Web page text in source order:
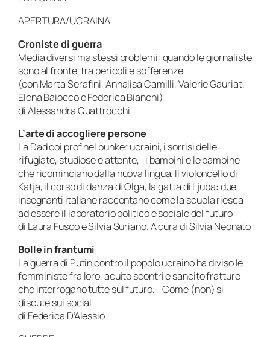
APERTURA/UCRAINA
Croniste di guerra
Media diversi ma stessi problemi: quando le giornaliste
sono al fronte, tra pericoli e sofferenze
(con Marta Serafini, Annalisa Camilli, Valerie Gauriat,
Elena Baiocco e Federica Bianchi)
di Alessandra Quattrocchi
L’arte di accogliere persone
La Dad coi prof nel bunker ucraini, i sorrisi delle
rifugiate, studiose e attente, i bambini e le bambine
che ricominciano dalla nuova lingua. Il violoncello di
Katja, il corso di danza di Olga, la gatta di Ljuba: due
insegnanti italiane raccontano come la scuola riesca
ad essere il laboratorio politico e sociale del futuro
di Laura Fusco e Silvia Suriano. A cura di Silvia Neonato
Bolle in frantumi
La guerra di Putin contro il popolo ucraino ha diviso le
femministe fra loro, acuito scontri e sancito fratture
che interrogano tutte sul futuro. Come (non) si
discute sui social
di Federica D’Alessio